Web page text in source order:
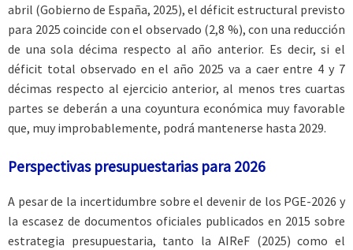
abril (Gobierno de España, 2025), el déficit estructural previsto
para 2025 coincide con el observado (2,8 %), con una reducción
de una sola décima respecto al año anterior. Es decir, si el
déficit total observado en el año 2025 va a caer entre 4 y 7
décimas respecto al ejercicio anterior, al menos tres cuartas
partes se deberán a una coyuntura económica muy favorable
que, muy improbablemente, podrá mantenerse hasta 2029.
Perspectivas presupuestarias para 2026
A pesar de la incertidumbre sobre el devenir de los PGE-2026 y
la escasez de documentos oficiales publicados en 2015 sobre
estrategia presupuestaria, tanto la AIReF (2025) como el